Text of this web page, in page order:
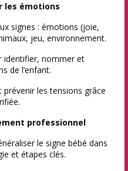
les émotions
signes : émotions (joie,
jeu, environnement.
identifier, nommer et
de l’enfant.
les tensions grâce
professionnel
le signe bébé dans
et étapes clés.